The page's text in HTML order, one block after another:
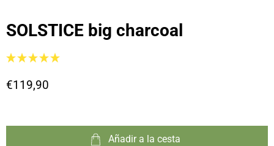
SOLSTICE big charcoal
€119,90
Añadir a la cesta